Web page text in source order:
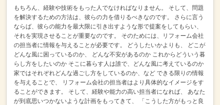
もちろん、経験や技術をもった人でなければなりません。
そして、問題
を解決するための方法は、彼らの力を借りるべきなのです。
さらに言う
ならば、彼らの能力を最大限に引き出すような形で提案をしてもらい、
それを実現させることが重要なのです。
そのためには、リフォーム会社
の担当者に情報を与えることが必要です。
どうしたいかよりも、
どこが
どんな風に困っているのか、
どんな不安があるのか これからどういう暮
らし方をしたいのか そこに暮らす人は誰で、どんな風に考えているのか
家ではそれぞれどんな過ごし方をしているのか、など できる限りの情報
を与えることで、
リフォーム会社の担当者はより具体的なイメージをす
ることができます。
そして、経験や能力の高い担当者になれば、
あなた
が到底思いつかないような計画をもってきて、
「こうした方がもっと良